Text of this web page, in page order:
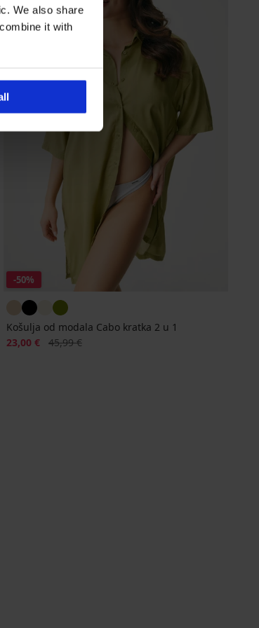
We also share
it with
-50%
Košulja od modala Cabo kratka 2 u 1
Popust
23,00 € Prvobitna cijena
45,99 €